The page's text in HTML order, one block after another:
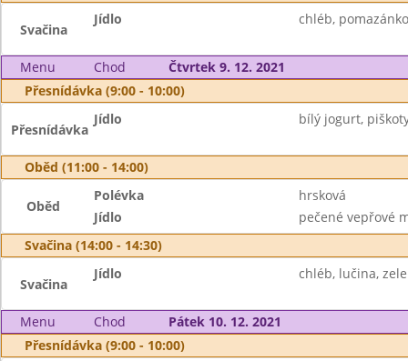
Svačina
Jídlo chléb,
Menu Chod
Čtvrtek 9. 12. 2021
Přesnídávka (9:00 - 10:00)
Přesnídávka
Jídlo bílý jogurt,
Oběd (11:00 - 14:00)
Oběd
Polévka
hrsková
Jídlo
pečené vepřové
Svačina (14:00 - 14:30)
Svačina
Jídlo chléb, lučina,
Menu Chod
Pátek 10. 12. 2021
Přesnídávka (9:00 - 10:00)